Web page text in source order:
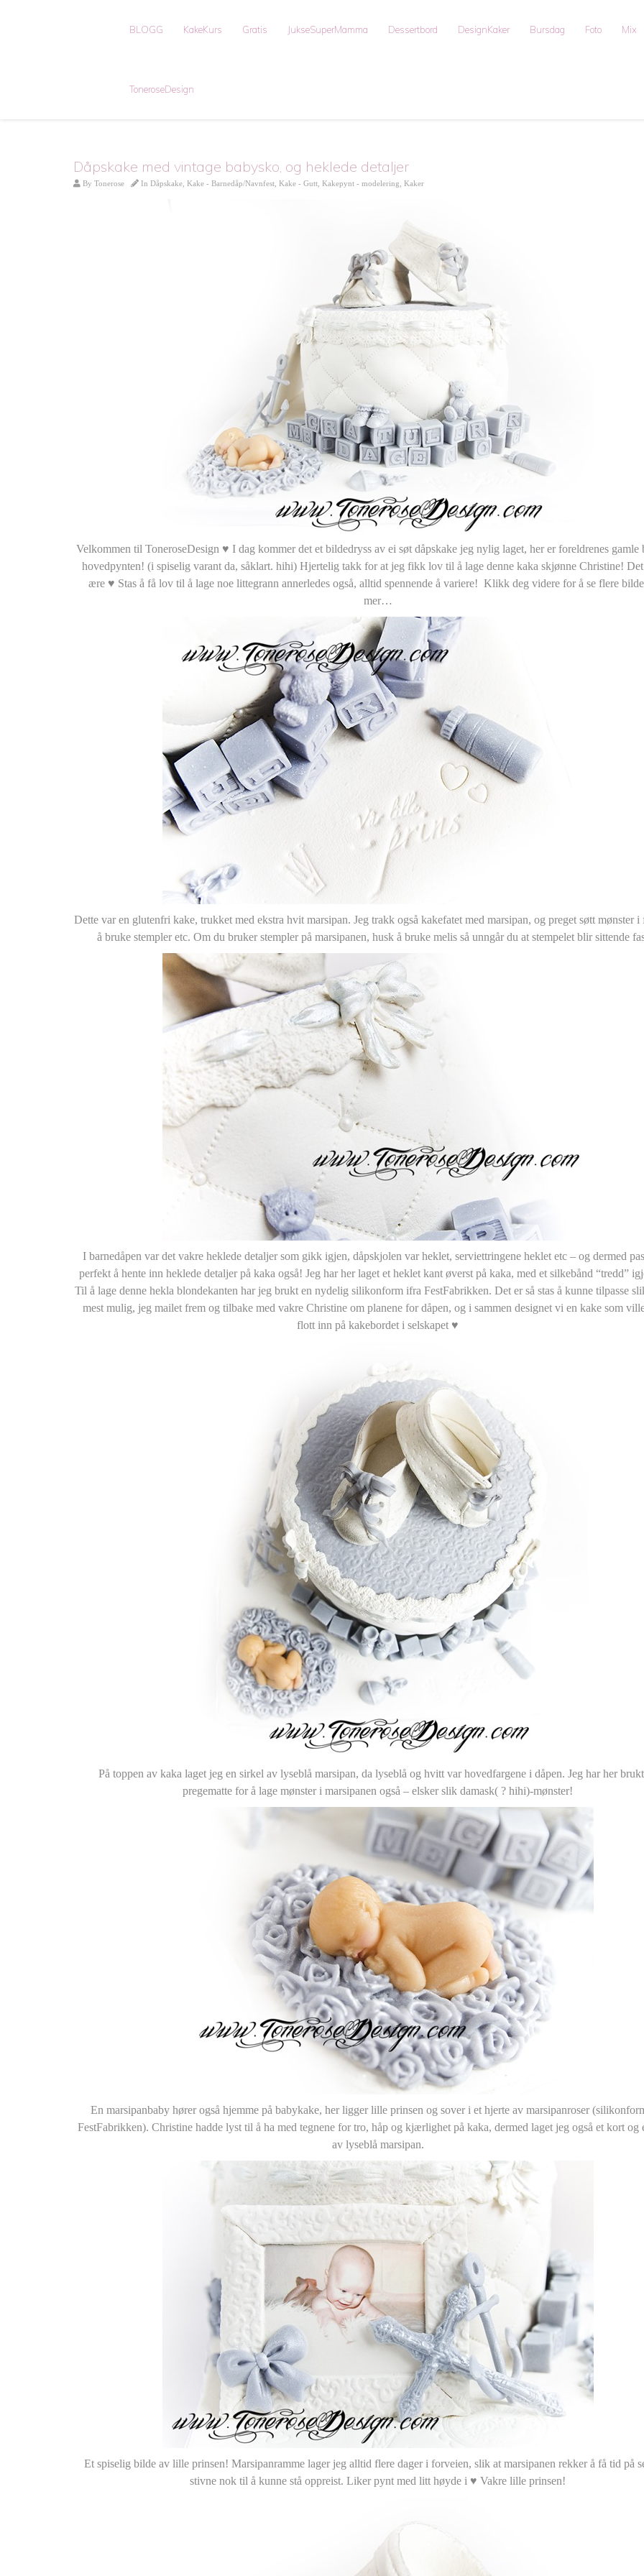
BLOGG KakeKurs Gratis JukseSuperMamma Dessertbord DesignKaker Bursdag Foto Mix
ToneroseDesign
Dåpskake med vintage babysko, og heklede detaljer
By Tonerose In Dåpskake Kake - Barnedåp/Navnfest Kake - Gutt Kakepynt - modelering Kaker
Velkommen til ToneroseDesign ♥ I dag kommer det et bildedryss av ei søt dåpskake jeg nylig laget, her er foreldrenes gamle
hovedpynten! (i spiselig varant da, såklart. hihi) Hjertelig takk for at jeg fikk lov til å lage denne kaka skjønne Christine!
ære ♥ Stas å få lov til å lage noe littegrann annerledes også, alltid spennende å variere! Klikk deg videre for å se flere
mer…
Dette var en glutenfri kake, trukket med ekstra hvit marsipan. Jeg trakk også kakefatet med marsipan, og preget søtt mønster i
å bruke stempler etc. Om du bruker stempler på marsipanen, husk å bruke melis så unngår du at stempelet blir sittende
I barnedåpen var det vakre heklede detaljer som gikk igjen, dåpskjolen var heklet, serviettringene heklet etc – og dermed
perfekt å hente inn heklede detaljer på kaka også! Jeg har her laget et heklet kant øverst på kaka, med et silkebånd “tredd”
Til å lage denne hekla blondekanten har jeg brukt en nydelig silikonform ifra FestFabrikken. Det er så stas å kunne tilpasse
mest mulig, jeg mailet frem og tilbake med vakre Christine om planene for dåpen, og i sammen designet vi en kake som
flott inn på kakebordet i selskapet ♥
På toppen av kaka laget jeg en sirkel av lyseblå marsipan, da lyseblå og hvitt var hovedfargene i dåpen. Jeg har her
pregematte for å lage mønster i marsipanen også – elsker slik damask( ? hihi)-mønster!
En marsipanbaby hører også hjemme på babykake, her ligger lille prinsen og sover i et hjerte av marsipanroser
FestFabrikken). Christine hadde lyst til å ha med tegnene for tro, håp og kjærlighet på kaka, dermed laget jeg også et kort og
av lyseblå marsipan.
Et spiselig bilde av lille prinsen! Marsipanramme lager jeg alltid flere dager i forveien, slik at marsipanen rekker å få tid på
stivne nok til å kunne stå oppreist. Liker pynt med litt høyde i ♥ Vakre lille prinsen!